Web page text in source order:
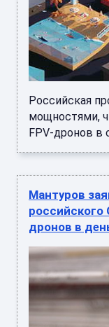
Российская
мощностями,
FPV-дронов в
Мантуров
дронов в